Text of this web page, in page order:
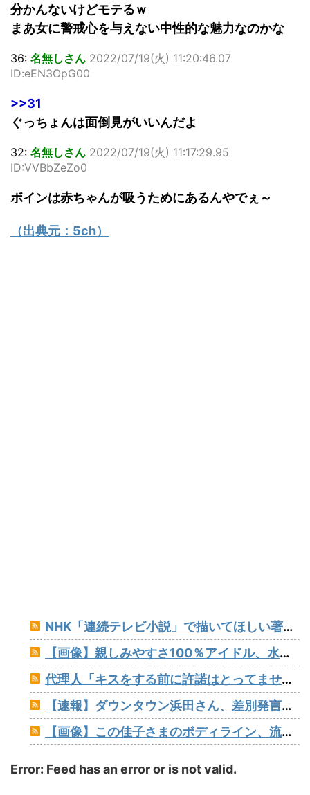
分かんないけどモテるｗ
まあ女に警戒心を与えない中性的な魅力なのかな
36: 名無しさん 2022/07/19(火) 11:20:46.07
ID:eEN3OpG00
>>31
ぐっちょんは面倒見がいいんだよ
32: 名無しさん 2022/07/19(火) 11:17:29.95
ID:VVBbZeZo0
ボインは赤ちゃんが吸うためにあるんやでぇ～
（出典元： 5ch）
NHK「連続テレビ小説」で描いてほしい著名人【朝ドラ】
【画像】親しみやすさ100％アイドル、水着グラビアでセクシー撮wwwアプガ鍛治島彩、「週刊プレイボーイ」で美スタイルを大解放！！！
代理人「キスをする前に許諾はとってませんね？」ジャンポケ斎藤「今までこれからキスしますなんて宣言することなかったので」
【速報】ダウンタウン浜田さん、差別発言と受け取られる一言で炎上www
【画像】この佳子さまのボディライン、流石にエチエチすぎやろ！
Error: Feed has an error or is not valid.